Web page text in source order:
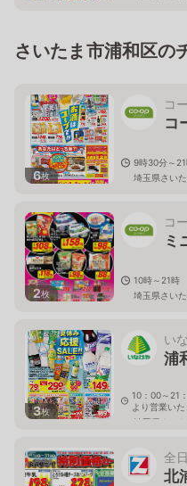
さいたま市浦和区の
6枚
コ
コ
9時30分～
埼玉県さい
2枚
コ
ミ
10時～21時
埼玉県さい
3枚
い
浦
10：00～21
より営業い
埼玉県さい
全
北